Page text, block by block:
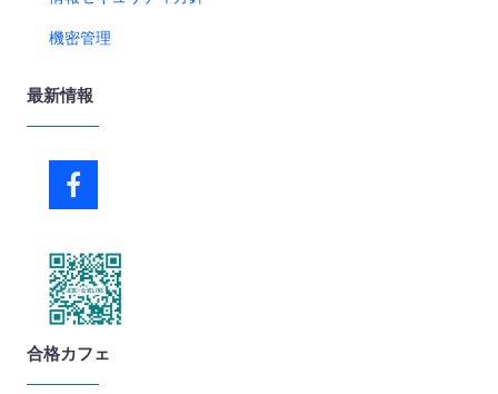
機密管理
最新情報
合格カフェ